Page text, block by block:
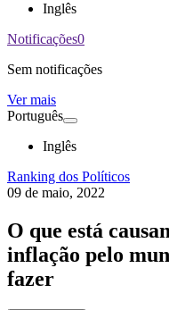
Inglês
Notificações0
Sem notificações
Ver mais
Português
Inglês
Ranking dos Políticos
09 de maio, 2022
O que está
inflação pelo
fazer